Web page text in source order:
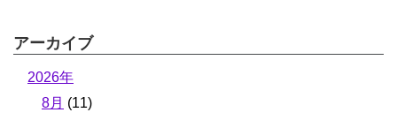
アーカイブ
2026年
8月 (11)